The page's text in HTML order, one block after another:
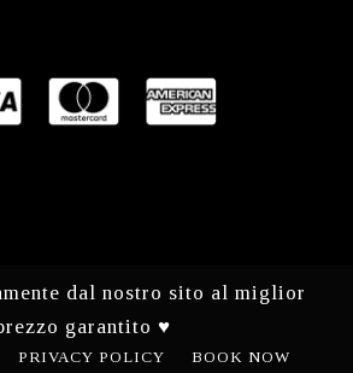
dal nostro sito al miglior
garantito ♥
PRIVACY POLICY
BOOK NOW